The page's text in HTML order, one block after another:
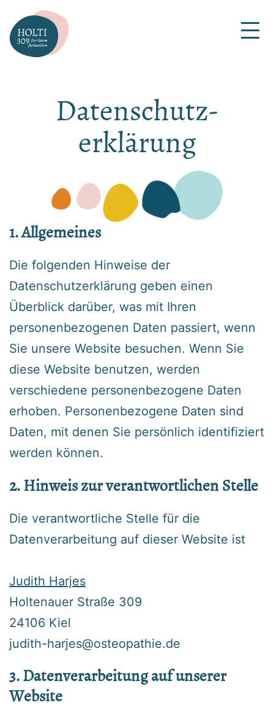
Inhalt
springen
HOLTI309
Datenschutz-
erklärung
1. Allgemeines
Die folgenden Hinweise der
Datenschutzerklärung geben einen
Überblick darüber, was mit Ihren
personenbezogenen Daten passiert, wenn
Sie unsere Website besuchen. Wenn Sie
diese Website benutzen, werden
verschiedene personenbezogene Daten
erhoben. Personenbezogene Daten sind
Daten, mit denen Sie persönlich identifiziert
werden können.
‍2. Hinweis zur verantwortlichen Stelle
Die verantwortliche Stelle für die
Datenverarbeitung auf dieser Website ist
Judith Harjes
Holtenauer Straße 309
24106 Kiel
judith-harjes@osteopathie.de
3. Datenverarbeitung auf unserer
Website